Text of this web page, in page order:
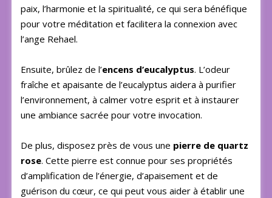
paix, l’harmonie et la spiritualité, ce qui sera bénéfique
pour votre méditation et facilitera la connexion avec
l’ange Rehael.
Ensuite, brûlez de l’encens d’eucalyptus. L’odeur
fraîche et apaisante de l’eucalyptus aidera à purifier
l’environnement, à calmer votre esprit et à instaurer
une ambiance sacrée pour votre invocation.
De plus, disposez près de vous une pierre de quartz
rose. Cette pierre est connue pour ses propriétés
d’amplification de l’énergie, d’apaisement et de
guérison du cœur, ce qui peut vous aider à établir une